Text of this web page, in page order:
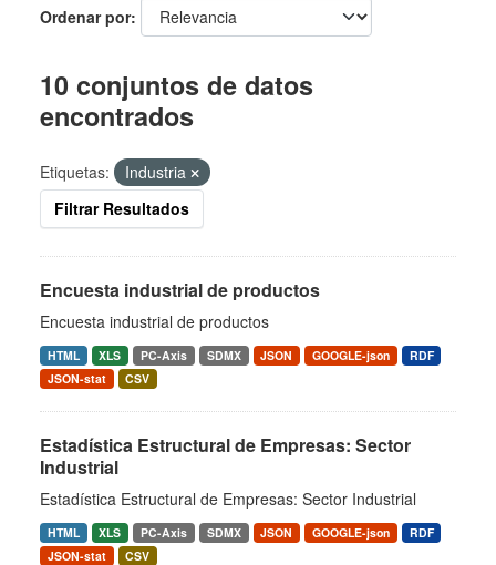
Ordenar por
10 conjuntos de datos
encontrados
Etiquetas:
Industria
Filtrar Resultados
Encuesta industrial de productos
Encuesta industrial de productos
HTML XLS PC-Axis SDMX JSON GOOGLE-json
RDF
JSON-stat
CSV
Estadística Estructural de Empresas: Sector
Industrial
Estadística Estructural de Empresas: Sector Industrial
HTML XLS PC-Axis SDMX JSON GOOGLE-json
RDF
JSON-stat
CSV